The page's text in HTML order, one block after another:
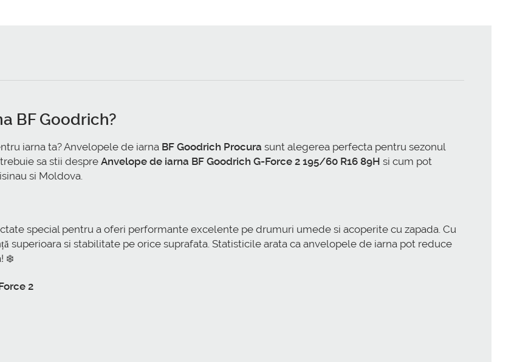
BF Goodrich?
iarna ta? Anvelopele de iarna BF Goodrich Procura sunt alegerea perfecta pentru sezonul
sa stii despre Anvelope de iarna BF Goodrich G-Force 2 195/60 R16 89H si cum pot
si Moldova.
special pentru a oferi performante excelente pe drumuri umede si acoperite cu zapada. Cu
superioara si stabilitate pe orice suprafata. Statisticile arata ca anvelopele de iarna pot reduce
❄️
2